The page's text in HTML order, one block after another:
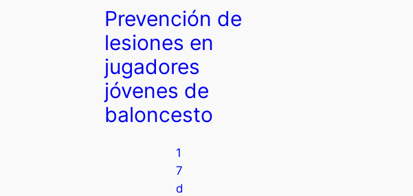
Prevención de
lesiones en
jugadores
jóvenes de
baloncesto
1
7
d